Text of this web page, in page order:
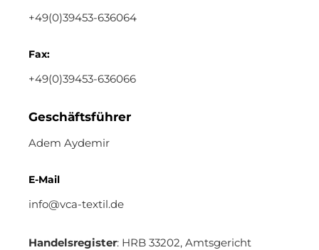
+49(0)39453-636064
Fax:
+49(0)39453-636066
Geschäftsführer
Adem Aydemir
E-Mail
info@vca-textil.de
Handelsregister: HRB 33202, Amtsgericht